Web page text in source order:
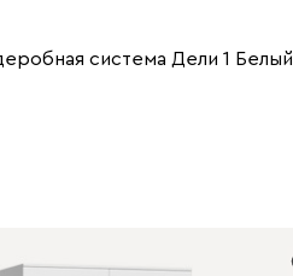
система Дели 1 Белый